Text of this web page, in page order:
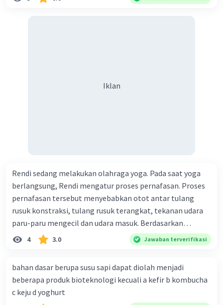
Iklan
Rendi sedang melakukan olahraga yoga. Pada saat yoga
berlangsung, Rendi mengatur proses pernafasan. Proses
pernafasan tersebut menyebabkan otot antar tulang
rusuk konstraksi, tulang rusuk terangkat, tekanan udara
paru-paru mengecil dan udara masuk. Berdasarkan
informasi tersebut, dapat disimpulkan bahwa Rendi
sedang melakukan proses pernafasan....
4 3.0 Jawaban terverifikasi
bahan dasar berupa susu sapi dapat diolah menjadi
beberapa produk bioteknologi kecuali a kefir b kombucha
c keju d yoghurt